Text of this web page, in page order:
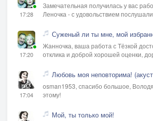
17:28
Замечательная получилась у вас
Леночка - с удовольствием
17:20
Суженый ли ты мне, мой
Жанночка, ваша работа с Тёзкой
отклика и доброй хорошей оценки,
17:04
Любовь моя неповторима!
osman1953, спасибо большое,
этому!
Мой, ты только мой!